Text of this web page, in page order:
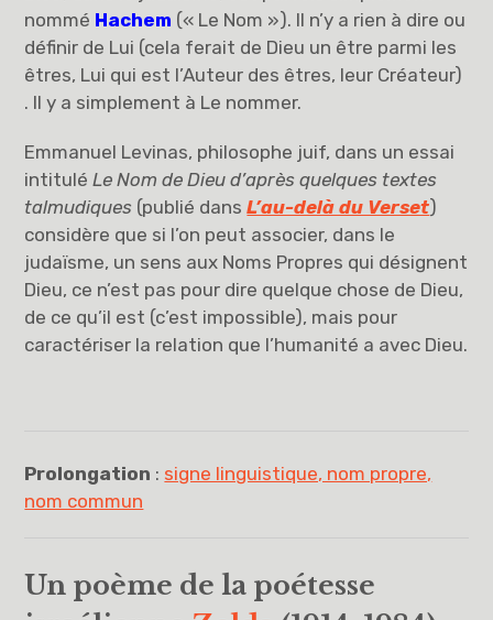
nommé Hachem (« Le Nom »). Il n’y a rien à dire ou
définir de Lui (cela ferait de Dieu un être parmi les
êtres, Lui qui est l’Auteur des êtres, leur Créateur)
. Il y a simplement à Le nommer.
Emmanuel Levinas, philosophe juif, dans un essai
intituléLe Nom de Dieu d’après quelques textes
talmudiques (publié dansL’au-delà du Verset)
considère que si l’on peut associer, dans le
judaïsme, un sens aux Noms Propres qui désignent
Dieu, ce n’est pas pour dire quelque chose de Dieu,
de ce qu’il est (c’est impossible), mais pour
caractériser la relation que l’humanité a avec Dieu.
Prolongation : signe linguistique, nom propre,
nom commun
Un poème de la poétesse